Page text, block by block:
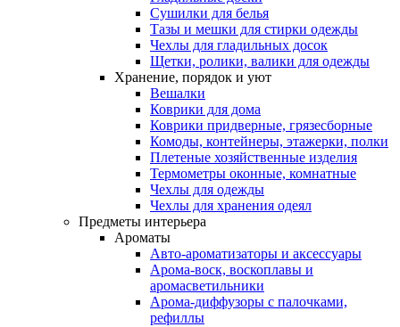
Сушилки для белья
Тазы и мешки для стирки одежды
Чехлы для гладильных досок
Щетки, ролики, валики для одежды
Хранение, порядок и уют
Вешалки
Коврики для дома
Коврики придверные, грязесборные
Комоды, контейнеры, этажерки, полки
Плетеные хозяйственные изделия
Термометры оконные, комнатные
Чехлы для одежды
Чехлы для хранения одеял
Предметы интерьера
Ароматы
Авто-ароматизаторы и аксессуары
Арома-воск, воскоплавы и
аромасветильники
Арома-диффузоры с палочками,
рефиллы